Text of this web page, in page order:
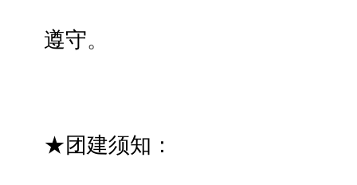
遵守。
★团建须知：